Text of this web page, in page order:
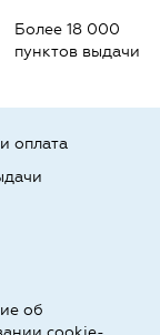
Более 18 000
пунктов выдачи
оплата
об